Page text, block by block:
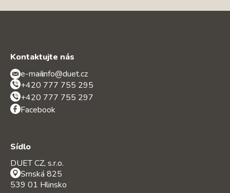
Kontaktujte nás
e-mail:info@duet.cz
+420 777 755 295
+420 777 755 297
Facebook
Sídlo
DUET CZ, s.r.o.
Srnská 825
539 01 Hlinsko